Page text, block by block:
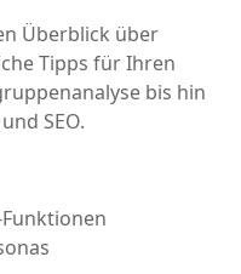
Überblick über
Tipps für Ihren
bis hin
SEO.